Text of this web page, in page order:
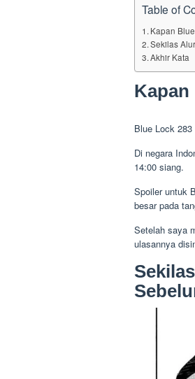
Table of
Kapan
Sekilas
Akhir Kata
Kapan
Blue Lock
Di negara
14:00 siang.
Spoiler untuk
besar pada
Setelah saya
ulasannya